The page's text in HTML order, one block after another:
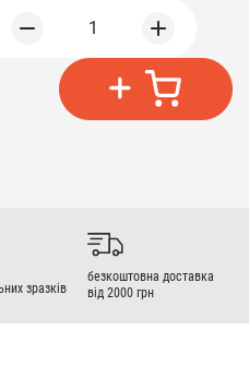
1
зразків
безкоштовна доставка
від 2000 грн